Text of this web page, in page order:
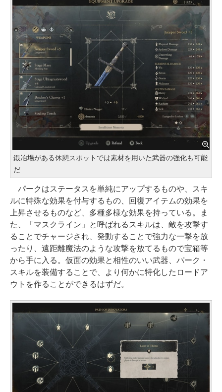
鍛冶場がある休憩スポットでは素材を用いた武器の強化も可能
だ
パークはステータスを単純にアップするものや、スキ
ルに特殊な効果を付与するもの、回復アイテムの効果を
上昇させるものなど、多種多様な効果を持っている。ま
た、「マスクライン」と呼ばれるスキルは、敵を攻撃す
ることでチャージされ、発動することで強力な一撃を放
ったり、遠距離魔法のような攻撃を放てるもので宝箱等
から手に入る。仮面の効果と相性のいい武器、パーク・
スキルを装備することで、より何かに特化したロードア
ウトを作ることができるはずだ。